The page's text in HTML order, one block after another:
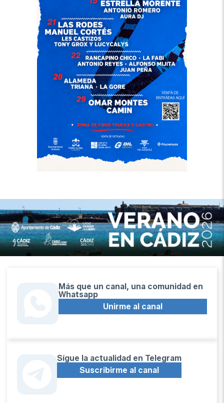
Más que un canal, una comunidad en
Whatsapp
Unirme al canal
Sígue la actualidad en Telegram
Suscribirme al canal